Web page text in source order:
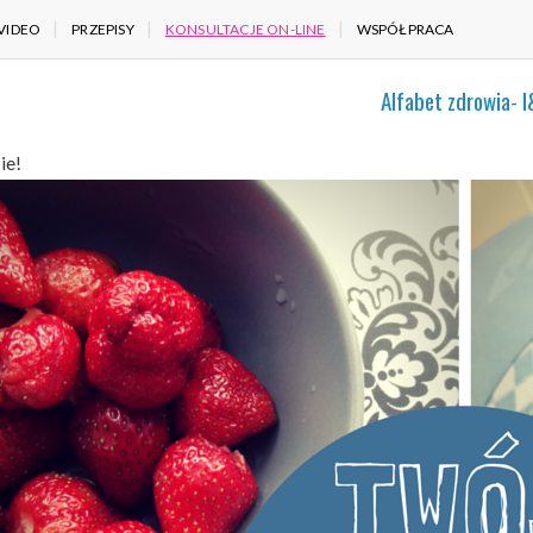
PRZEPISY KONSULTACJE ON-LINE WSPÓŁPRACA
Alfabet zdrowia-